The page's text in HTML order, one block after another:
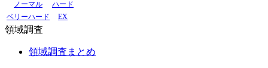
ノーマル
ハード
ベリーハード
EX
領域調査
領域調査まとめ